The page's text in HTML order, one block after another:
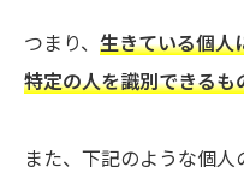
つまり、 生きている個人
特定の人を識別できるも
また、下記のような個